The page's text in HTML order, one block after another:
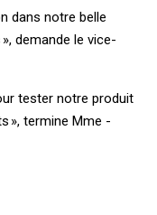
dans notre belle
demande le ­vice-
tester notre produit
», termine ­Mme